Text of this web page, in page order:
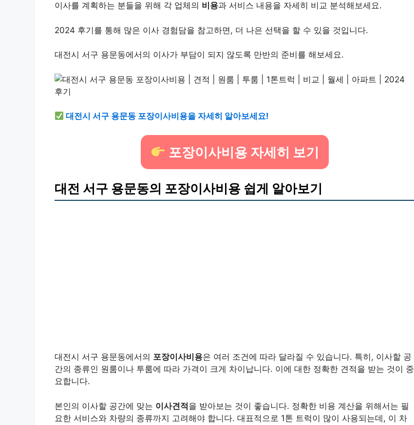
이사를 계획하는 분들을 위해 각 업체의 비용과 서비스 내용을 자세히 비교 분석해보세요.
2024 후기를 통해 많은 이사 경험담을 참고하면, 더 나은 선택을 할 수 있을 것입니다.
대전시 서구 용문동에서의 이사가 부담이 되지 않도록 만반의 준비를 해보세요.
대전시 서구 용문동 포장이사비용을 자세히 알아보세요!
포장이사비용 자세히 보기
대전 서구 용문동의 포장이사비용 쉽게 알아보기
대전시 서구 용문동에서의 포장이사비용은 여러 조건에 따라 달라질 수 있습니다. 특히, 이사할 공
간의 종류인 원룸이나 투룸에 따라 가격이 크게 차이납니다. 이에 대한 정확한 견적을 받는 것이 중
요합니다.
본인의 이사할 공간에 맞는 이사견적을 받아보는 것이 좋습니다. 정확한 비용 계산을 위해서는 필
요한 서비스와 차량의 종류까지 고려해야 합니다. 대표적으로 1톤 트럭이 많이 사용되는데, 이 차